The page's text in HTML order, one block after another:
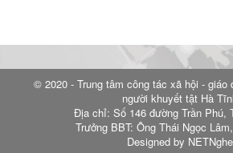
© 2020 - Trung tâm công tác xã hội - giáo
người khuyết tật Hà
Địa chỉ: Số 146 đường Trần Phú,
Trưởng BBT: Ông Thái Ngọc
Designed by NETNghe